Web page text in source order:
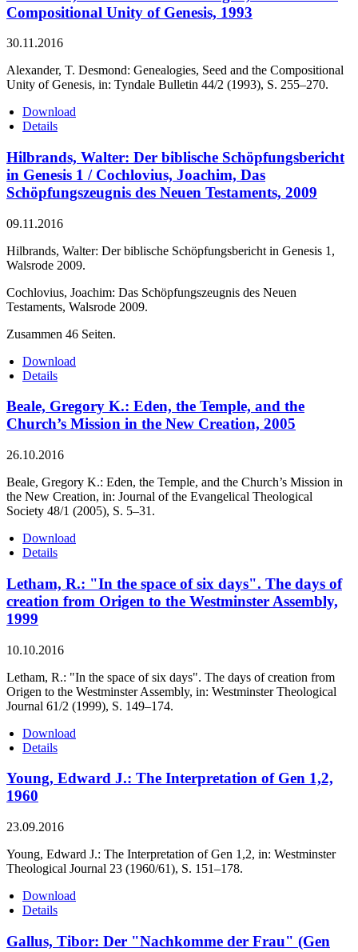
Compositional Unity of Genesis, 1993
30.11.2016
Alexander, T. Desmond: Genealogies, Seed and the Compositional
Unity of Genesis, in: Tyndale Bulletin 44/2 (1993), S. 255–270.
Download
Details
Hilbrands, Walter: Der biblische Schöpfungsbericht
in Genesis 1 / Cochlovius, Joachim, Das
Schöpfungszeugnis des Neuen Testaments, 2009
09.11.2016
Hilbrands, Walter: Der biblische Schöpfungsbericht in Genesis 1,
Walsrode 2009.
Cochlovius, Joachim: Das Schöpfungszeugnis des Neuen
Testaments, Walsrode 2009.
Zusammen 46 Seiten.
Download
Details
Beale, Gregory K.: Eden, the Temple, and the
Church’s Mission in the New Creation, 2005
26.10.2016
Beale, Gregory K.: Eden, the Temple, and the Church’s Mission in
the New Creation, in: Journal of the Evangelical Theological
Society 48/1 (2005), S. 5–31.
Download
Details
Letham, R.: "In the space of six days". The days of
creation from Origen to the Westminster Assembly,
1999
10.10.2016
Letham, R.: "In the space of six days". The days of creation from
Origen to the Westminster Assembly, in: Westminster Theological
Journal 61/2 (1999), S. 149–174.
Download
Details
Young, Edward J.: The Interpretation of Gen 1,2,
1960
23.09.2016
Young, Edward J.: The Interpretation of Gen 1,2, in: Westminster
Theological Journal 23 (1960/61), S. 151–178.
Download
Details
Gallus, Tibor: Der "Nachkomme der Frau" (Gen